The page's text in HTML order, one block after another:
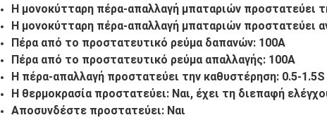
Η μονοκύτταρη πέρα-απαλλαγή μπαταριών προστατεύει
Η μονοκύτταρη πέρα-απαλλαγή μπαταριών προστατεύει
Πέρα από το προστατευτικό ρεύμα δαπανών: 100A
Πέρα από το προστατευτικό ρεύμα απαλλαγής: 100A
Η πέρα-απαλλαγή προστατεύει την καθυστέρηση: 0.5-1.5S
Η θερμοκρασία προστατεύει: Ναι, έχει τη διεπαφή
Αποσυνδέστε προστατεύει: Ναι